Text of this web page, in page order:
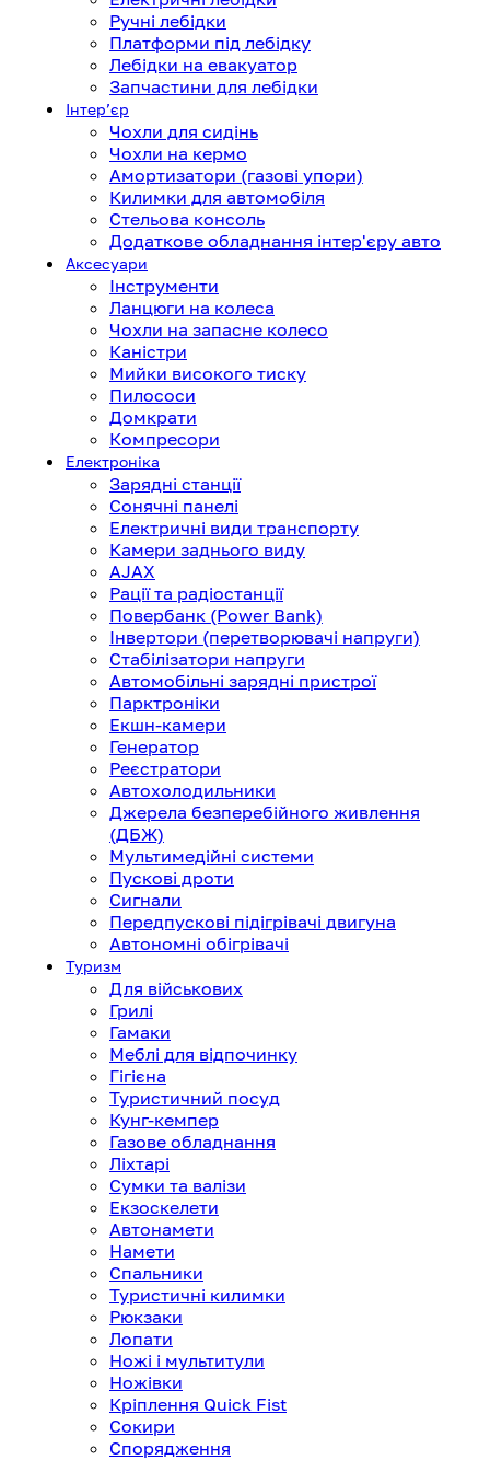
Ручні лебідки
Платформи під лебідку
Лебідки на евакуатор
Запчастини для лебідки
Інтерʼєр
Чохли для сидінь
Чохли на кермо
Амортизатори (газові упори)
Килимки для автомобіля
Стельова консоль
Додаткове обладнання інтер'єру авто
Аксесуари
Інструменти
Ланцюги на колеса
Чохли на запасне колесо
Каністри
Мийки високого тиску
Пилососи
Домкрати
Компресори
Електроніка
Зарядні станції
Сонячні панелі
Електричні види транспорту
Камери заднього виду
AJAX
Рації та радіостанції
Повербанк (Power Bank)
Інвертори (перетворювачі напруги)
Стабілізатори напруги
Автомобільні зарядні пристрої
Парктроніки
Екшн-камери
Генератор
Реєстратори
Автохолодильники
Джерела безперебійного живлення
(ДБЖ)
Мультимедійні системи
Пускові дроти
Сигнали
Передпускові підігрівачі двигуна
Автономні обігрівачі
Туризм
Для військових
Грилі
Гамаки
Меблі для відпочинку
Гігієна
Туристичний посуд
Кунг-кемпер
Газове обладнання
Ліхтарі
Сумки та валізи
Екзоскелети
Автонамети
Намети
Спальники
Туристичні килимки
Рюкзаки
Лопати
Ножі і мультитули
Ножівки
Кріплення Quick Fist
Сокири
Спорядження